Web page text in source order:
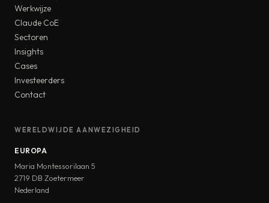
Werkwijze
Claude CoE
Sectoren
Insights
Cases
Investeerders
Contact
WERELDWIJDE AANWEZIGHEID
EUROPA
Maria Montessorilaan 5
2719 DB Zoetermeer
Nederland